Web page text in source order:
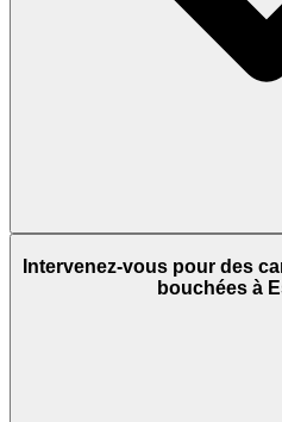
Intervenez-vous pour des
bouchées à